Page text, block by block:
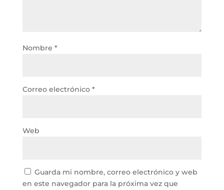
Nombre *
Correo electrónico *
Web
Guarda mi nombre, correo electrónico y web
en este navegador para la próxima vez que